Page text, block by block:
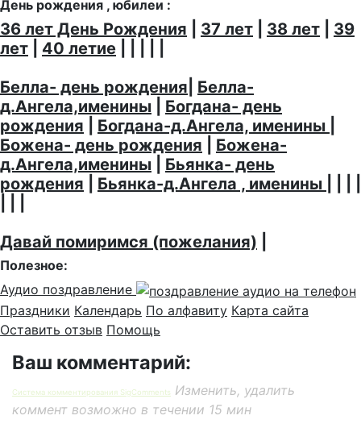
День рождения , юбилеи :
36 лет День Рождения 37 лет 38 лет
39
лет
40 летие
Белла- день рождения Белла-
д.Ангела,именины
Богдана- день
рождения
Богдана-д.Ангела, именины
Божена- день рождения
Божена-
д.Ангела,именины
Бьянка- день
рождения
Бьянка-д.Ангела , именины
Давай помиримся (пожелания)
Полезное:
Аудио поздравление
Праздники Календарь По алфавиту Карта сайта
Оставить отзыв Помощь
Ваш комментарий:
Система комментирования SigComments
Изменить, удалить
коммент возможно в течении 15 мин